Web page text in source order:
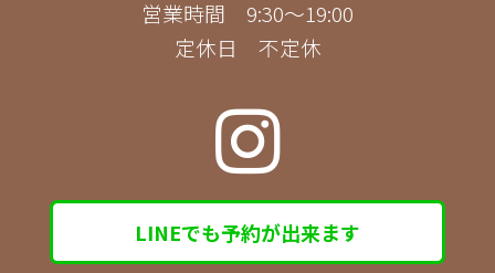
営業時間 9:30～19:00
定休日 不定休
LINEでも予約が出来ます